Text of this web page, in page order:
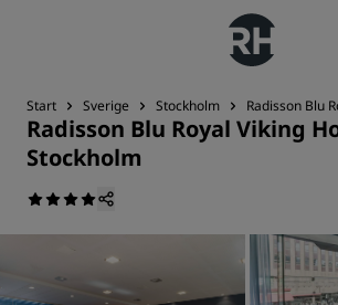
Start Sverige Stockholm Radisson Blu
Radisson Blu Royal Viking
Stockholm